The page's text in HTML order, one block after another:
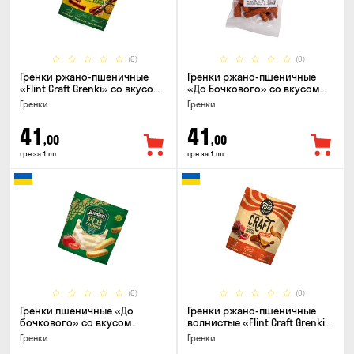
(0)
Гренки ржано-пшеничные
«Flint Craft Grenki» со вкусом
кабаносов и горчицы, 80г
Гренки
41 ,00
грн за 1 шт
(0)
Гренки ржано-пшеничные
«До Бочкового» со вкусом
рулька из печи, 100г
Гренки
41 ,00
грн за 1 шт
(0)
Гренки пшеничные «До
бочкового» со вкусом
томаты по-домашнему, 120г
Гренки
(0)
Гренки ржано-пшеничные
волнистые «Flint Craft Grenki»
со вкусом острых джерки,
80г
Гренки